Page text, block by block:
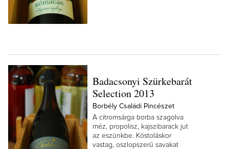
Badacsonyi Szürkebarát
Selection 2013
Borbély Családi Pincészet
A citromsárga borba szagolva
méz, propolisz, kajszibarack jut
az eszünkbe. Kóstoláskor
vastag, oszlopszerű savakat